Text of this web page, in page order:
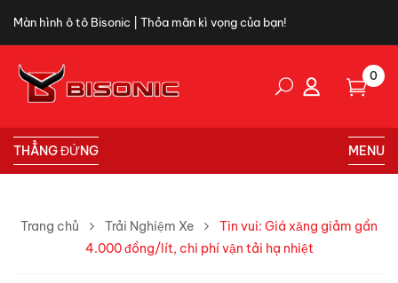
Màn hình ô tô Bisonic | Thỏa mãn kì vọng của bạn!
0
THẲNG ĐỨNG MENU
Trang chủ Trải Nghiệm Xe
Tin vui: Giá xăng giảm gần
4.000 đồng/lít, chi phí vận tải hạ nhiệt